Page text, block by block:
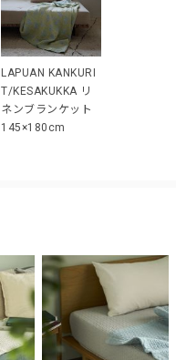
LAPUAN KANKURI
T/KESAKUKKA リ
ネンブランケット
145×180cm